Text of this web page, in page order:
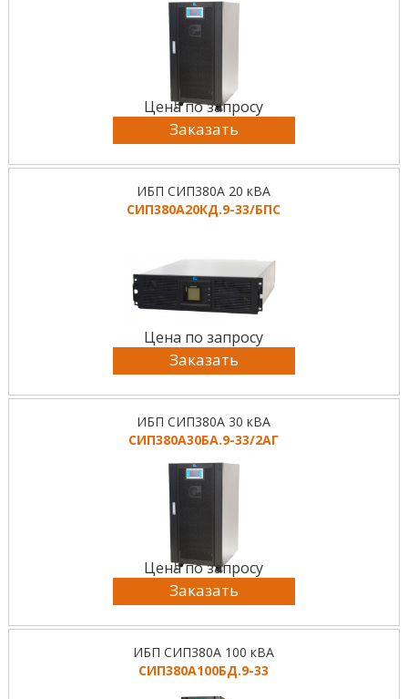
Цена по запросу
Заказать
ИБП СИП380А 20 кВА
СИП380А20КД.9-33/БПС
Цена по запросу
Заказать
ИБП СИП380А 30 кВА
СИП380А30БА.9-33/2АГ
Цена по запросу
Заказать
ИБП СИП380А 100 кВА
СИП380А100БД.9-33